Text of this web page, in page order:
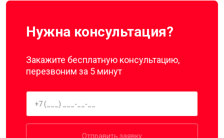
Нужна консультация?
Закажите бесплатную консультацию,
перезвоним за 5 минут
Отправить заявку